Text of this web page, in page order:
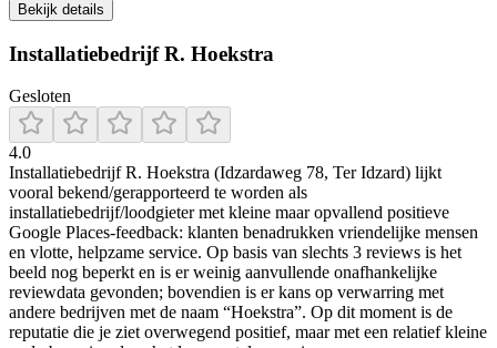
Bekijk details
Installatiebedrijf R. Hoekstra
Gesloten
4.0
Installatiebedrijf R. Hoekstra (Idzardaweg 78, Ter Idzard) lijkt
vooral bekend/gerapporteerd te worden als
installatiebedrijf/loodgieter met kleine maar opvallend positieve
Google Places-feedback: klanten benadrukken vriendelijke mensen
en vlotte, helpzame service. Op basis van slechts 3 reviews is het
beeld nog beperkt en is er weinig aanvullende onafhankelijke
reviewdata gevonden; bovendien is er kans op verwarring met
andere bedrijven met de naam “Hoekstra”. Op dit moment is de
reputatie die je ziet overwegend positief, maar met een relatief kleine